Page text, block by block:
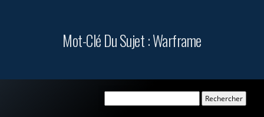
Mot-Clé Du Sujet : Warframe